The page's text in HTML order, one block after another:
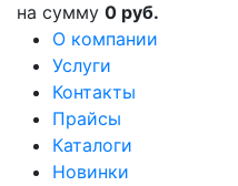
на сумму 0 руб.
О компании
Услуги
Контакты
Прайсы
Каталоги
Новинки